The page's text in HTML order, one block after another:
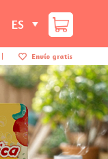
ES
Envío gratis